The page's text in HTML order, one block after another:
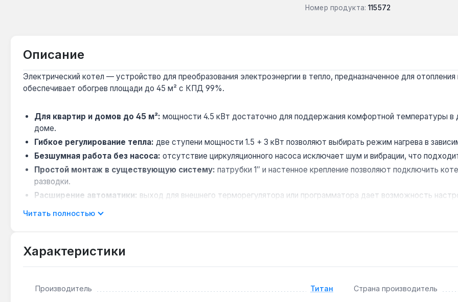
Номер продукта: 115572
Описание
Электрический котел — устройство для преобразования электроэнергии в тепло, предназначенное для
обеспечивает обогрев площади до 45 м² с КПД 99%.
Для квартир и домов до 45 м²: мощности 4.5 кВт достаточно для поддержания комфортной температуры в
доме.
Гибкое регулирование тепла: две ступени мощности 1.5 + 3 кВт позволяют выбирать режим нагрева в
Безшумная работа без насоса: отсутствие циркуляционного насоса исключает шум и вибрации, что
Простой монтаж в существующую систему: патрубки 1″ и настенное крепление позволяют подключить
разводки.
Расширение автоматики: выход для внешнего терморегулятора или программатора дает возможность
размещение на стене в коридоре или подсобном помещении. Производство — Украина. Гарантия 1 год, доставка по
Да — две ступени мощности 1.5 и 3 кВт и возможность подключения внешнего терморегулятора позволяют
Читать полностью
Характеристики
Производитель Титан Страна производитель